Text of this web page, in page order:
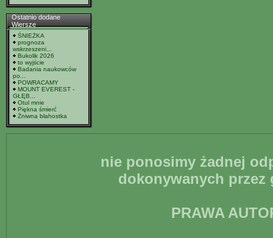
Ostatnio dodane
Wiersze
ŚNIEŻKA
prognoza
wskrzeszeni...
Bukolik 2026
to wyjście
Badania naukowców
po...
POWRACAMY
MOUNT EVEREST -
GŁĘB...
Otul mnie
Piękna śmierć
Żniwna błahostka
nie ponosimy żadnej
dokonywanych
PRAWA